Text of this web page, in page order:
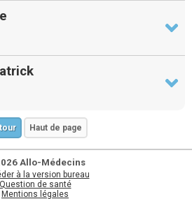
Haut de page
Allo-Médecins
à la version bureau
Question de santé
Mentions légales